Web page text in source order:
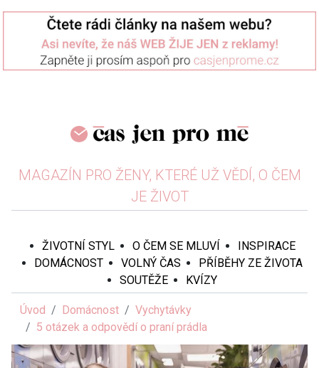
MAGAZÍN PRO ŽENY, KTERÉ UŽ VĚDÍ, O ČEM
JE ŽIVOT
ŽIVOTNÍ STYL O ČEM SE MLUVÍ
INSPIRACE
DOMÁCNOST
VOLNÝ ČAS
PŘÍBĚHY ZE ŽIVOTA
SOUTĚŽE
KVÍZY
Úvod Domácnost
Vychytávky
5 otázek a odpovědí o praní prádla